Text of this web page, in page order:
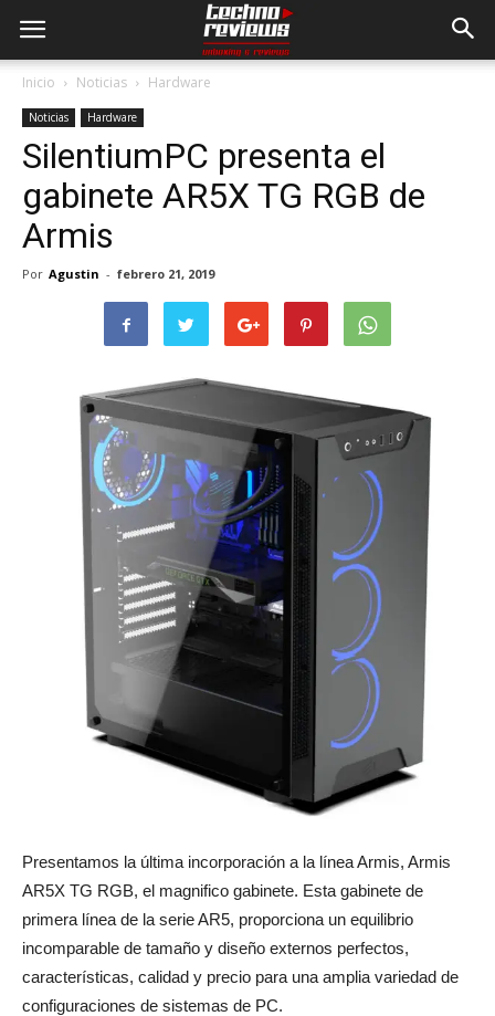
Inicio Noticias Hardware
Noticias Hardware
SilentiumPC presenta el
gabinete AR5X TG RGB de
Armis
Por Agustin - febrero 21, 2019
Presentamos la última incorporación a la línea Armis, Armis
AR5X TG RGB, el magnifico gabinete. Esta gabinete de
primera línea de la serie AR5, proporciona un equilibrio
incomparable de tamaño y diseño externos perfectos,
características, calidad y precio para una amplia variedad de
configuraciones de sistemas de PC.